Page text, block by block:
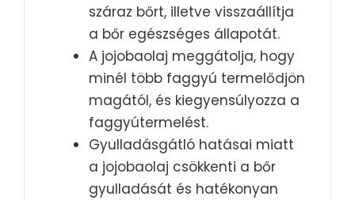
száraz bőrt, illetve visszaállítja
a bőr egészséges állapotát.
A jojobaolaj meggátolja, hogy
minél több faggyú termelődjön
magától, és kiegyensúlyozza a
faggyútermelést.
Gyulladásgátló hatásai miatt
a jojobaolaj csökkenti a bőr
gyulladását és hatékonyan